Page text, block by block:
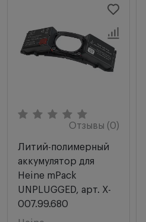
Отзывы (0)
Литий-полимерный
аккумулятор для
Heine mPack
UNPLUGGED, арт. X-
007.99.680